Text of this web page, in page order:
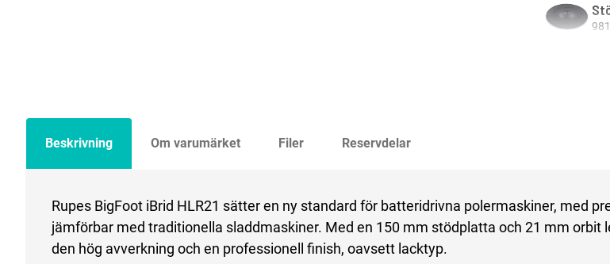
Beskrivning Om varumärket Filer Reservdelar
Rupes BigFoot iBrid HLR21 sätter en ny standard för batteridrivna polermaskiner, med
jämförbar med traditionella sladdmaskiner. Med en 150 mm stödplatta och 21 mm orbit
den hög avverkning och en professionell finish, oavsett lacktyp.